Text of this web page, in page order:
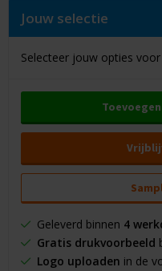
Jouw selectie
Selecteer jouw opties
Geleverd binnen 4
Gratis drukvoorbeeld
Logo uploaden in de